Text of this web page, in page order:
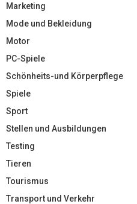
Marketing
Mode und Bekleidung
Motor
PC-Spiele
Schönheits-und Körperpflege
Spiele
Sport
Stellen und Ausbildungen
Testing
Tieren
Tourismus
Transport und Verkehr